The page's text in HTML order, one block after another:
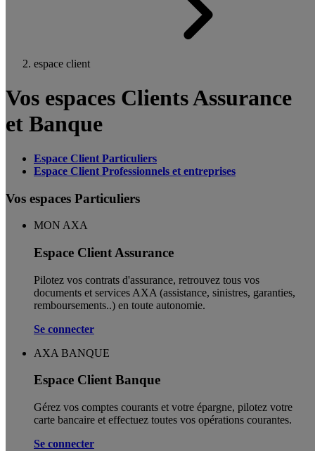
espace client
Vos espaces Clients Assurance
et Banque
Espace Client Particuliers
Espace Client Professionnels et entreprises
Vos espaces Particuliers
MON AXA
Espace Client Assurance
Pilotez vos contrats d'assurance, retrouvez tous vos
documents et services AXA (assistance, sinistres, garanties,
remboursements..) en toute autonomie. ​
Se connecter
AXA BANQUE
Espace Client Banque
Gérez vos comptes courants et votre épargne, pilotez votre
carte bancaire et effectuez toutes vos opérations courantes.
Se connecter